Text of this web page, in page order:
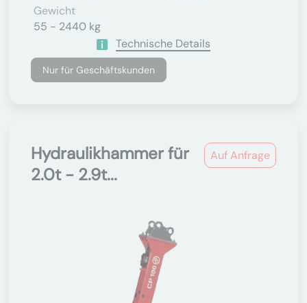
Gewicht
55 - 2440 kg
Technische Details
Nur für Geschäftskunden
Auf Anfrage
Hydraulikhammer für
2.0t - 2.9t...